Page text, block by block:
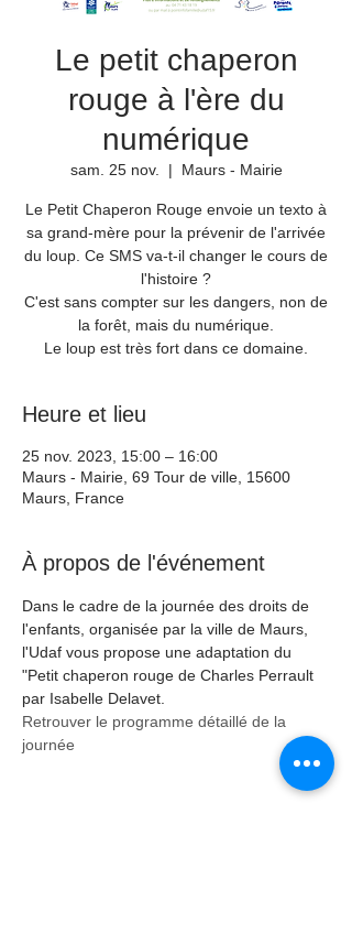
Le petit chaperon
rouge à l'ère du
numérique
sam. 25 nov.
  |
Maurs - Mairie
Le Petit Chaperon Rouge envoie un texto à
sa grand-mère pour la prévenir de l'arrivée
du loup. Ce SMS va-t-il changer le cours de
l'histoire ?
C'est sans compter sur les dangers, non de
la forêt, mais du numérique.
Le loup est très fort dans ce domaine.
Heure et lieu
25 nov. 2023, 15:00 – 16:00
Maurs - Mairie, 69 Tour de ville, 15600
Maurs, France
À propos de l'événement
Dans le cadre de la journée des droits de
l'enfants, organisée par la ville de Maurs,
l'Udaf vous propose une adaptation du
"Petit chaperon rouge de Charles Perrault
par Isabelle Delavet.
Retrouver le programme détaillé de la
journée